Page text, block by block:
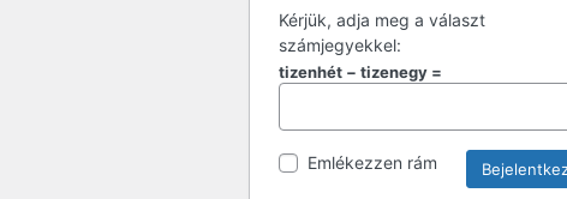
Kérjük, adja meg a választ
számjegyekkel:
tizenhét − tizenegy =
Emlékezzen rám